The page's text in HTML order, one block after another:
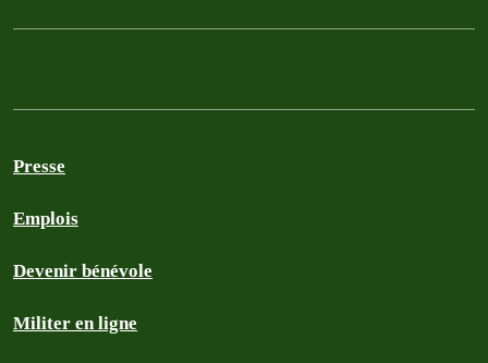
Presse
Emplois
Devenir bénévole
Militer en ligne